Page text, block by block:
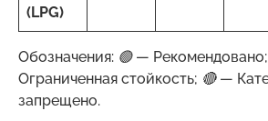
(LPG)
Обозначения: 🟢 —
Ограниченная стойкость; 🔴 —
запрещено.